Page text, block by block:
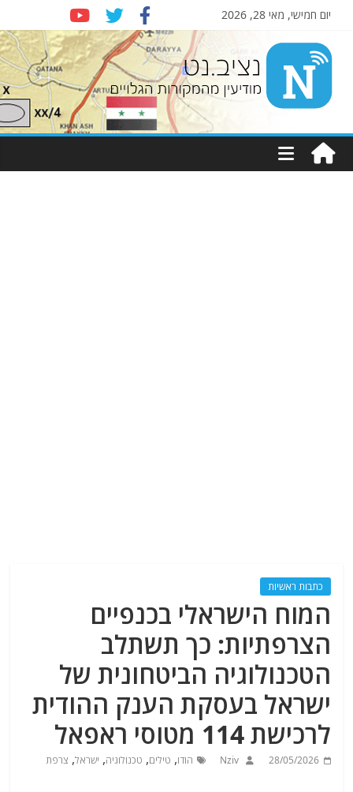
יום חמישי, מאי 28, 2026
Nziv.net
מודיעין
מהמקורות
כתבות ראשיות
המוח הישראלי בכנפיים
הצרפתיות: כך תשתלב
הטכנולוגיה הביטחונית של
ישראל בעסקת הענק ההודית
לרכישת 114 מטוסי ראפאל
28/05/2026
Nziv הודו, טילים, טכנולוגיה, ישראל, צרפת